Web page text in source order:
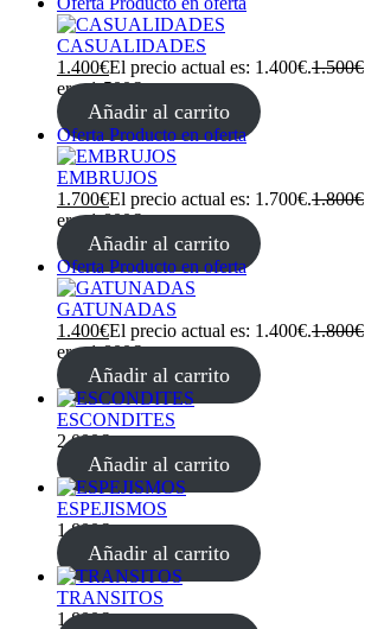
CASUALIDADES
1.400€El precio actual es: 1.400€.1.500€
era: 1.500€.
Añadir al carrito
Oferta Producto en oferta
EMBRUJOS
1.700€El precio actual es: 1.700€.1.800€
era: 1.800€.
Añadir al carrito
Oferta Producto en oferta
GATUNADAS
1.400€El precio actual es: 1.400€.1.800€
era: 1.800€.
Añadir al carrito
ESCONDITES
2.000€
Añadir al carrito
ESPEJISMOS
1.800€
Añadir al carrito
TRANSITOS
1.800€